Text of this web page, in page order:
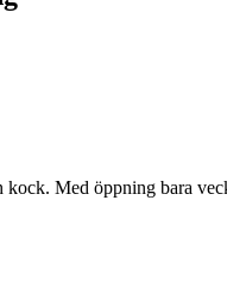
Med öppning bara